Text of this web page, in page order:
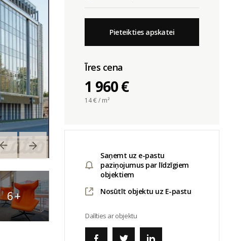
6+
Pieteikties apskatei
Īres cena
1 960 €
14€ / m²
Saņemt uz e-pastu
paziņojumus par līdzīgiem
objektiem
Nosūtīt objektu uz E-pastu
Dalīties ar objektu